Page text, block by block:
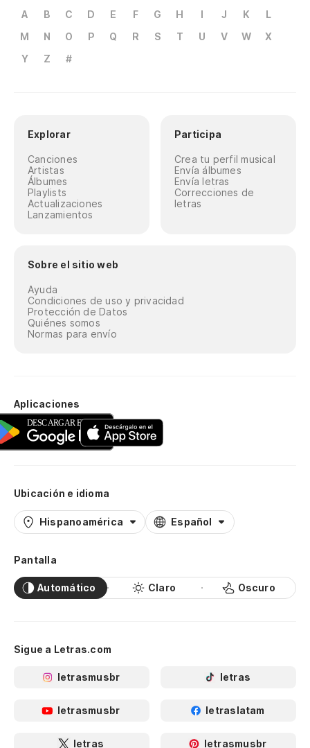
A B C D E F G H I J K
L
M
N O P Q R S T U V W
X
Y
Z #
Explorar
Canciones
Artistas
Álbumes
Playlists
Actualizaciones
Lanzamientos
Participa
Crea tu perfil musical
Envía álbumes
Envía letras
Correcciones de
letras
Sobre el sitio web
Ayuda
Condiciones de uso y privacidad
Protección de Datos
Quiénes somos
Normas para envío
Aplicaciones
Ubicación e idioma
Hispanoamérica Español
Pantalla
Automático Claro Oscuro
Sigue a Letras.com
letrasmusbr letras
letrasmusbr letraslatam
letras letrasmusbr